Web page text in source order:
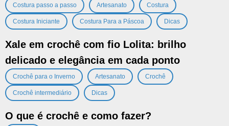
Costura passo a passo Artesanato Costura
Costura Iniciante Costura Para a Páscoa Dicas
Xale em crochê com fio Lolita: brilho
delicado e elegância em cada ponto
Crochê para o Inverno Artesanato Crochê
Crochê intermediário Dicas
O que é crochê e como fazer?